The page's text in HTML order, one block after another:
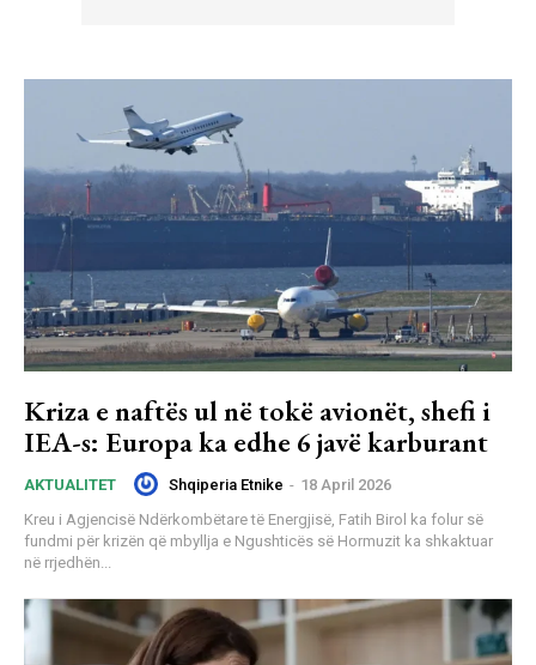
Kriza e naftës ul në tokë avionët, shefi i
IEA-s: Europa ka edhe 6 javë karburant
AKTUALITET Shqiperia Etnike - 18 April 2026
Kreu i Agjencisë Ndërkombëtare të Energjisë, Fatih Birol ka folur së
fundmi për krizën që mbyllja e Ngushticës së Hormuzit ka shkaktuar
në rrjedhën...